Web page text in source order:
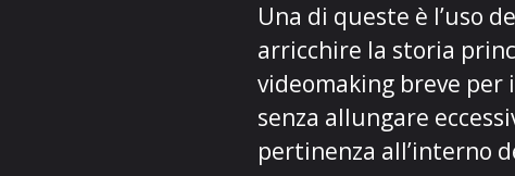
Una di queste è l’uso
arricchire la storia
videomaking breve per
senza allungare
pertinenza all’interno